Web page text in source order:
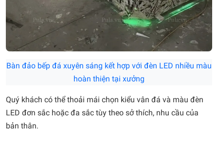
Bàn đảo bếp đá xuyên sáng kết hợp với đèn LED nhiều màu
hoàn thiện tại xưởng
Quý khách có thể thoải mái chọn kiểu vân đá và màu đèn
LED đơn sắc hoặc đa sắc tùy theo sở thích, nhu cầu của
bản thân.